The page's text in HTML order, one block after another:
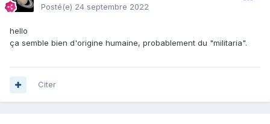
Posté(e) 24 septembre 2022
hello
ça semble bien d'origine humaine, probablement du "militaria".
Citer